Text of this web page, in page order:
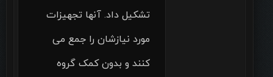
تشکیل داد. آنها تجهیزات
مورد نیازشان را جمع می
کنند و بدون کمک گروه